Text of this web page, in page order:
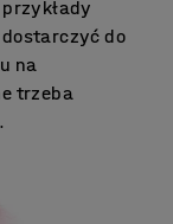
do
na
trzeba